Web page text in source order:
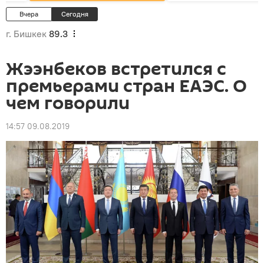
Вчера Сегодня
г. Бишкек 89.3
Жээнбеков встретился с
премьерами стран ЕАЭС. О
чем говорили
14:57 09.08.2019